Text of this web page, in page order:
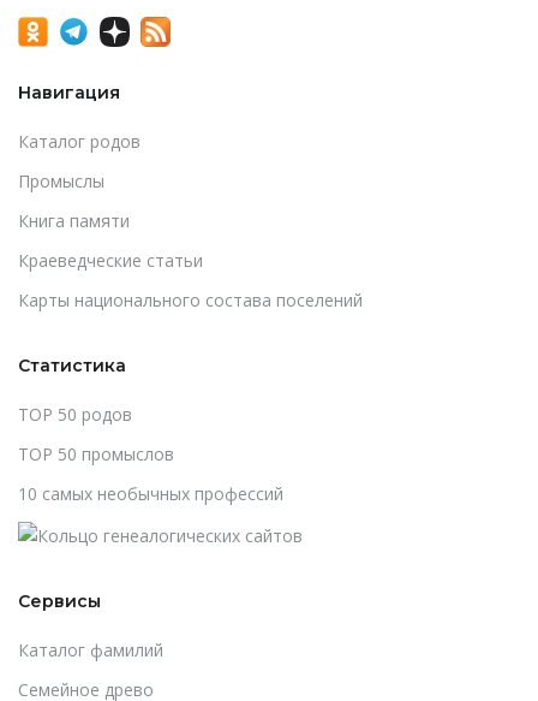
Навигация
Каталог родов
Промыслы
Книга памяти
Краеведческие статьи
Карты национального состава поселений
Статистика
TOP 50 родов
TOP 50 промыслов
10 самых необычных профессий
Сервисы
Каталог фамилий
Cемейное древо